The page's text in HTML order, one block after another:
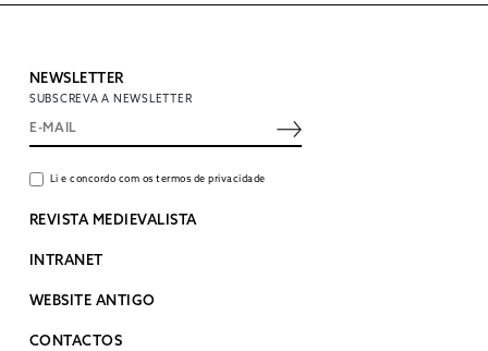
NEWSLETTER
SUBSCREVA A NEWSLETTER
Li e concordo com os termos de privacidade
REVISTA MEDIEVALISTA
INTRANET
WEBSITE ANTIGO
CONTACTOS